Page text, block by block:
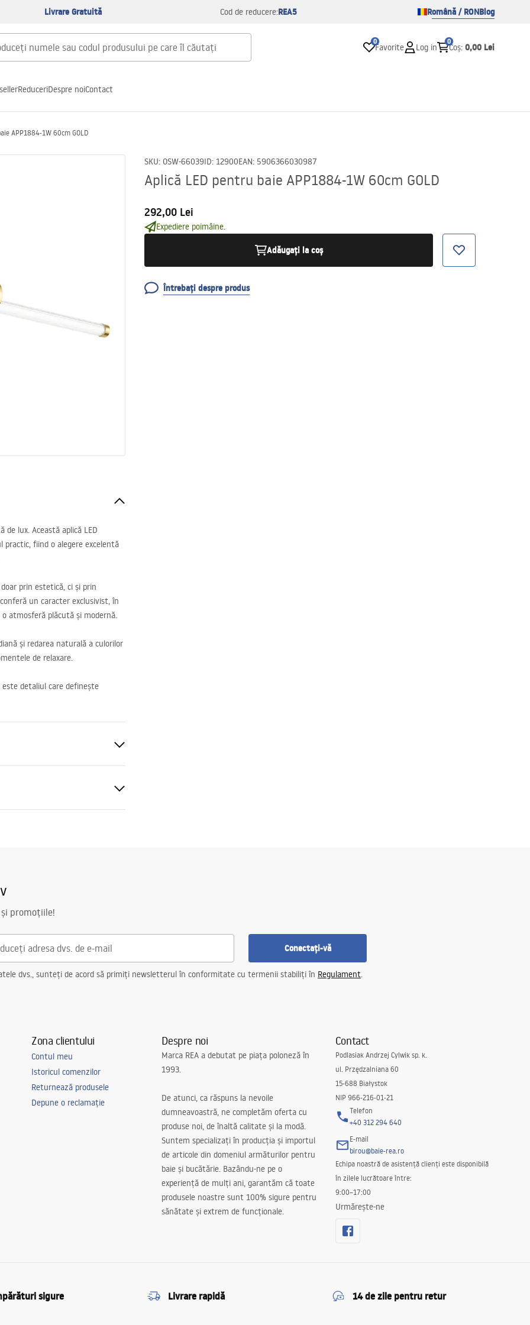
Livrare Gratuită Cod de reducere:REA5 Română / RONBlog
0
Favorite Log in
0
Coș: 0,00 Lei
ReduceriDespre noiContact
APP1884-1W 60cm GOLD
SKU: OSW-66039ID: 12900EAN: 5906366030987
Aplică LED pentru baie APP1884-1W 60cm GOLD
292,00 Lei
Expediere poimâine.
Adăugați la coș
Întrebați despre produs
de lux. Această aplică LED
fiind o alegere excelentă
prin estetică, ci și prin
un caracter exclusivist, în
atmosferă plăcută și modernă.
și redarea naturală a culorilor
de relaxare.
detaliul care definește
hol/scări, bucatarie, camera
dormitor, universal
promoțiile!
Conectați-vă
dvs., sunteți de acord să primiți newsletterul în conformitate cu termenii stabiliți în Regulament.
Zona clientului
Contul meu
Istoricul comenzilor
Returnează produsele
Depune o reclamație
Despre noi
Marca REA a debutat pe piața poloneză în
1993.
De atunci, ca răspuns la nevoile
dumneavoastră, ne completăm oferta cu
produse noi, de înaltă calitate și la modă.
Suntem specializați în producția și importul
de articole din domeniul armăturilor pentru
baie și bucătărie. Bazându-ne pe o
experiență de mulți ani, garantăm că toate
produsele noastre sunt 100% sigure pentru
sănătate și extrem de funcționale.
Contact
Podlasiak Andrzej Cylwik sp. k.
ul. Przędzalniana 60
15-688 Białystok
NIP 966-216-01-21
Telefon
+40 312 294 640
E-mail
birou@baie-rea.ro
Echipa noastră de asistență clienți este disponibilă
în zilele lucrătoare între:
9:00–17:00
Urmărește-ne
sigure Livrare rapidă 14 de zile pentru retur